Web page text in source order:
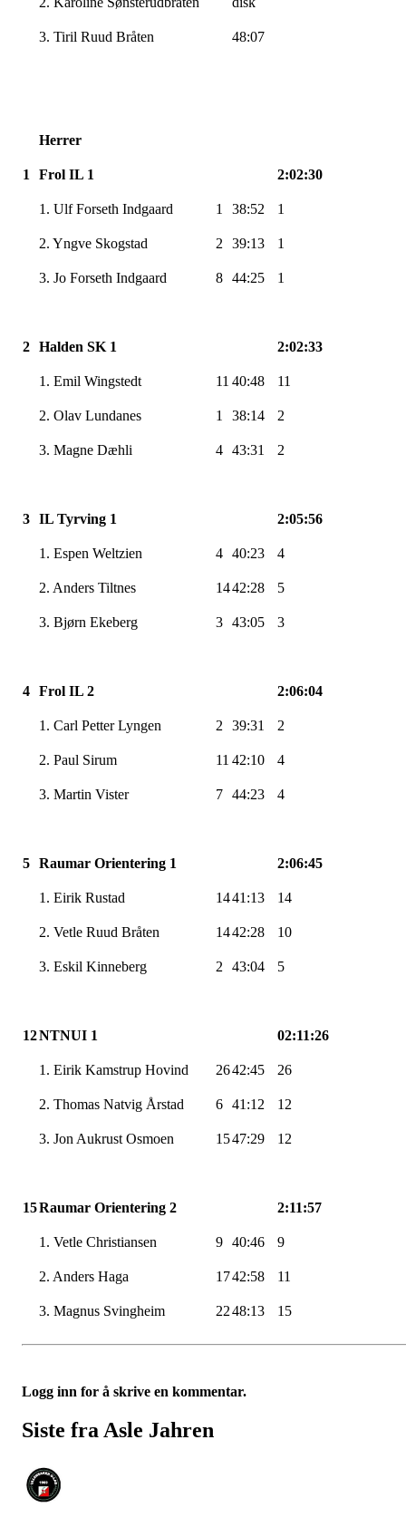
3. Tiril Ruud Bråten 48:07
Herrer
1 Frol IL 1 2:02:30
1. Ulf Forseth Indgaard 1 38:52 1
2. Yngve Skogstad 2 39:13 1
3. Jo Forseth Indgaard 8 44:25 1
2 Halden SK 1 2:02:33
1. Emil Wingstedt 11 40:48 11
2. Olav Lundanes 1 38:14 2
3. Magne Dæhli 4 43:31 2
3 IL Tyrving 1 2:05:56
1. Espen Weltzien 4 40:23 4
2. Anders Tiltnes 1442:28 5
3. Bjørn Ekeberg 3 43:05 3
4 Frol IL 2 2:06:04
1. Carl Petter Lyngen 2 39:31 2
2. Paul Sirum 11 42:10 4
3. Martin Vister 7 44:23 4
5 Raumar Orientering 1 2:06:45
1. Eirik Rustad 1441:13 14
2. Vetle Ruud Bråten 1442:28 10
3. Eskil Kinneberg 2 43:04 5
12NTNUI 1 02:11:26
1. Eirik Kamstrup Hovind 2642:45 26
2. Thomas Natvig Årstad 6 41:12 12
3. Jon Aukrust Osmoen 1547:29 12
15Raumar Orientering 2 2:11:57
1. Vetle Christiansen 9 40:46 9
2. Anders Haga 1742:58 11
3. Magnus Svingheim 2248:13 15
Logg inn for å skrive en kommentar.
Siste fra Asle Jahren